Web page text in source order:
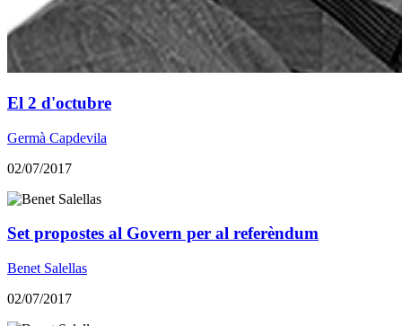
El 2 d'octubre
Germà Capdevila
02/07/2017
Set propostes al Govern per al referèndum
Benet Salellas
02/07/2017